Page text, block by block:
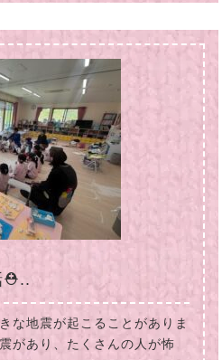
⛑..
な地震が起こることがありま
があり、たくさんの人が怖